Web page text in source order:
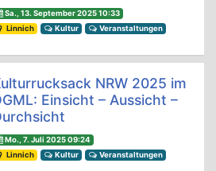
Sa., 13. September 2025 10:33
Linnich
Kultur Veranstaltungen
NRW 2025 im
Einsicht – Aussicht –
Mo., 7. Juli 2025 09:24
Linnich
Kultur Veranstaltungen